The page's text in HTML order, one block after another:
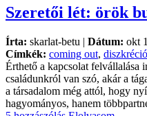
Szeretői lét: örök
Írta: skarlat-betu | Dátum: okt
Címkék: coming out, diszkréció
Érthető a kapcsolat felvállalása
családunkról van szó, akár a
a társadalom még attól, hogy
hagyományos, hanem